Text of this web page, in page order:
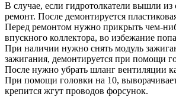
В случае, если гидротолкатели вышли из
ремонт. После демонтируется
Перед ремонтом нужно прикрыть чем-
впускного коллектора, во избежание
При наличии нужно снять модуль
зажигания, демонтируется при помощи
После нужно убрать шланг вентиляции
При помощи головки на 10,
крепится жгут проводов форсунок.